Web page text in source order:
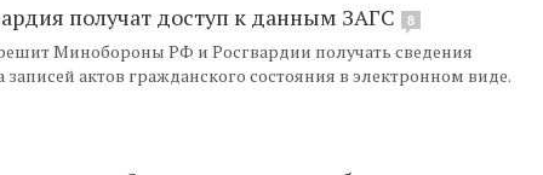
получат доступ к данным ЗАГС 8
Минобороны РФ и Росгвардии получать сведения
записей актов гражданского состояния в электронном виде.